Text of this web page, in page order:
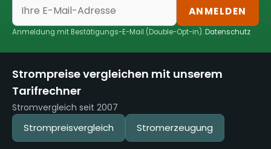
ANMELDEN
Anmeldung mit Bestätigungs-E-Mail (Double-Opt-in).Datenschutz
Strompreise vergleichen mit unserem
Tarifrechner
Stromvergleich seit 2007
Strompreisvergleich Stromerzeugung